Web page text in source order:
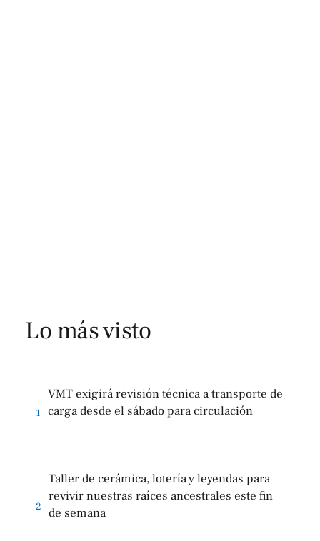
Lo más visto
1
VMT exigirá revisión técnica a transporte de
carga desde el sábado para circulación
2
Taller de cerámica, lotería y leyendas para
revivir nuestras raíces ancestrales este fin
de semana